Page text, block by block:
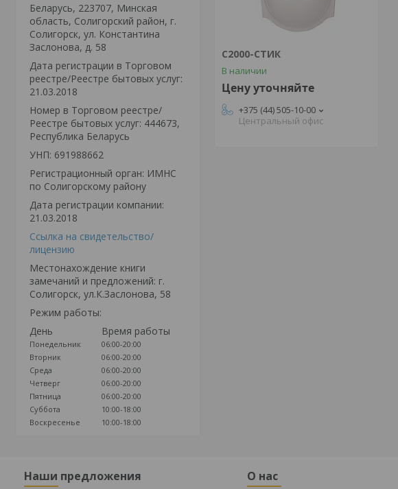
Беларусь, 223707, Минская
область, Солигорский район, г.
Солигорск, ул. Константина
Заслонова, д. 58
Дата регистрации в Торговом
реестре/Реестре бытовых услуг:
21.03.2018
Номер в Торговом реестре/
Реестре бытовых услуг: 444673,
Республика Беларусь
УНП: 691988662
Регистрационный орган: ИМНС
по Солигорскому району
Дата регистрации компании:
21.03.2018
Ссылка на свидетельство/
лицензию
Местонахождение книги
замечаний и предложений: г.
Солигорск, ул.К.Заслонова, 58
Режим работы:
День
Время работы
Понедельник
06:00-20:00
Вторник
06:00-20:00
Среда
06:00-20:00
Четверг
06:00-20:00
Пятница
06:00-20:00
Суббота
10:00-18:00
Воскресенье
10:00-18:00
С2000-СТИК
В наличии
Цену уточняйте
+375 (44) 505-10-00
Центральный офис
Наши предложения О нас